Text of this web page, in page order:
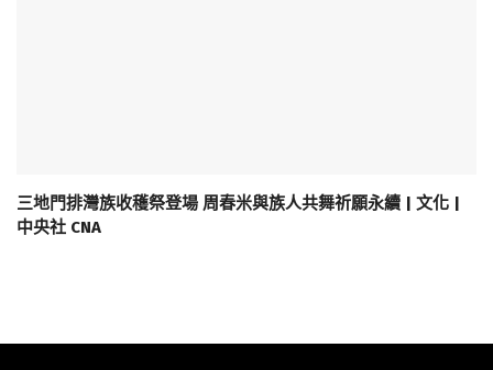
三地門排灣族收穫祭登場 周春米與族人共舞祈願永續 | 文化 |
中央社 CNA